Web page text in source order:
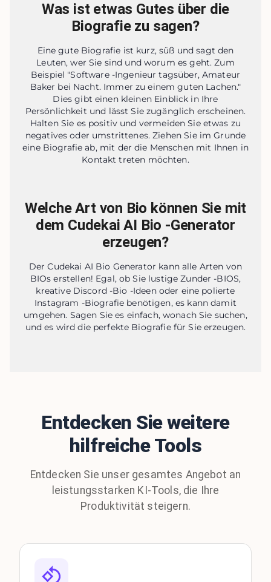
Was ist etwas Gutes über die
Biografie zu sagen?
Eine gute Biografie ist kurz, süß und sagt den
Leuten, wer Sie sind und worum es geht. Zum
Beispiel "Software -Ingenieur tagsüber, Amateur
Baker bei Nacht. Immer zu einem guten Lachen."
Dies gibt einen kleinen Einblick in Ihre
Persönlichkeit und lässt Sie zugänglich erscheinen.
Halten Sie es positiv und vermeiden Sie etwas zu
negatives oder umstrittenes. Ziehen Sie im Grunde
eine Biografie ab, mit der die Menschen mit Ihnen in
Kontakt treten möchten.
Welche Art von Bio können Sie mit
dem Cudekai AI Bio -Generator
erzeugen?
Der Cudekai AI Bio Generator kann alle Arten von
BIOs erstellen! Egal, ob Sie lustige Zunder -BIOS,
kreative Discord -Bio -Ideen oder eine polierte
Instagram -Biografie benötigen, es kann damit
umgehen. Sagen Sie es einfach, wonach Sie suchen,
und es wird die perfekte Biografie für Sie erzeugen.
Entdecken Sie weitere
hilfreiche Tools
Entdecken Sie unser gesamtes Angebot an
leistungsstarken KI-Tools, die Ihre
Produktivität steigern.